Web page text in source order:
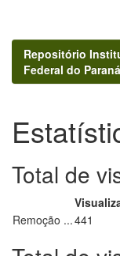
Repositório
Federal do
Total de
Remoção ...441